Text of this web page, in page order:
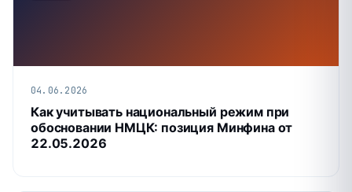
04.06.2026
Как учитывать национальный режим при
обосновании НМЦК: позиция Минфина от
22.05.2026